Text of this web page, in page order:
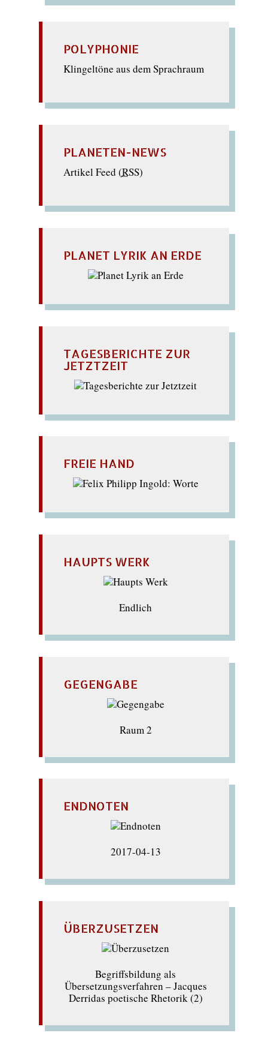
POLYPHONIE
Klingeltöne aus dem Sprachraum
PLANETEN-NEWS
Artikel Feed (RSS)
PLANET LYRIK AN ERDE
TAGESBERICHTE ZUR
JETZTZEIT
FREIE HAND
HAUPTS WERK
Endlich
GEGENGABE
Raum 2
ENDNOTEN
2017-04-13
ÜBERZUSETZEN
Begriffsbildung als
Übersetzungsverfahren – Jacques
Derridas poetische Rhetorik (2)